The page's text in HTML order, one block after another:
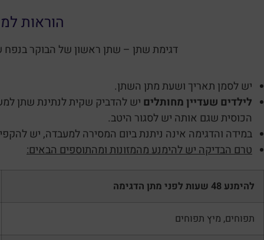
הוראות
דגימת שתן – שתן ראשון של הבוקר בנפח של לפחות 20 מ”ל, רצוי
יש לסמן תאריך ושעת מתן השתן.
לילדים שעדיין מחותלים יש להדביק שקית לנתינת שתן
הכוסית שגם אותה יש לסגור היטב.
במידה והדגימה אינה ניתנת ביום המסירה למעבדה, יש
טרם הבדיקה יש להימנע מהמזונות ומהתוספים הבאים:
להימנע 48 שעות לפני מתן הדגימה
תפוחים, מיץ תפוחים